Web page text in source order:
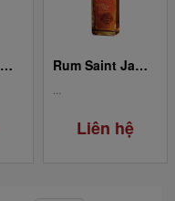
Rum Saint James Pailie 0.7L Rum Saint James Cuvée 1765 0.7L
Liên hệ